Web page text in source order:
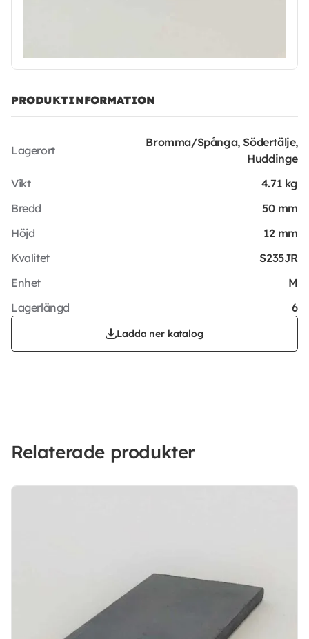
PRODUKTINFORMATION
Lagerort
Bromma/Spånga, Södertälje,
Huddinge
Vikt
4.71 kg
Bredd
50 mm
Höjd
12 mm
Kvalitet
S235JR
Enhet
M
Lagerlängd
6
Ladda ner katalog
Relaterade produkter